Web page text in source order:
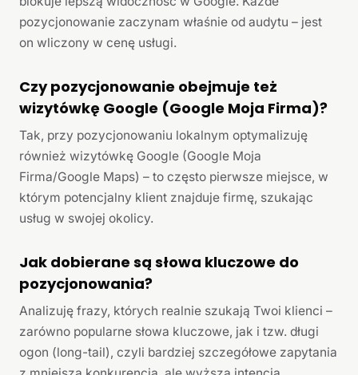
pozycjonowanie zaczynam właśnie od audytu – jest
on wliczony w cenę usługi.
Czy pozycjonowanie obejmuje też
wizytówkę Google (Google Moja Firma)?
Tak, przy pozycjonowaniu lokalnym optymalizuję
również wizytówkę Google (Google Moja
Firma/Google Maps) – to często pierwsze miejsce, w
którym potencjalny klient znajduje firmę, szukając
usług w swojej okolicy.
Jak dobierane są słowa kluczowe do
pozycjonowania?
Analizuję frazy, których realnie szukają Twoi klienci –
zarówno popularne słowa kluczowe, jak i tzw. długi
ogon (long-tail), czyli bardziej szczegółowe zapytania